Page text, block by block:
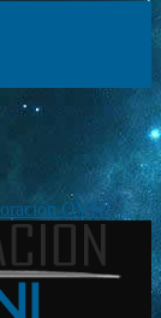
OVNI